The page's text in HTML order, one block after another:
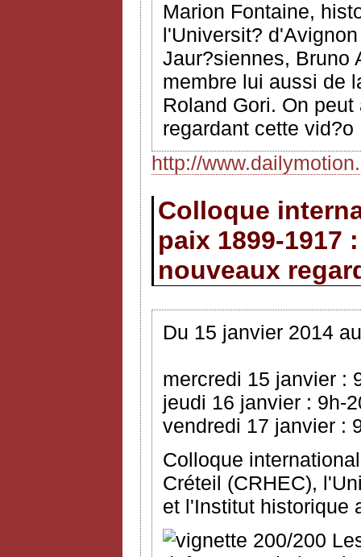
Marion Fontaine,
l'Universit?
Jaur?siennes, Bruno
membre lui aussi de
Roland Gori. On
regardant cette vid?o
http://
Colloque
paix 1899-1917
nouveaux
Du 15 janvier 2014
mercredi 15 janvier :
jeudi 16 janvier : 9h-
vendredi 17 janvier :
Colloque
Créteil (CRHEC),
et l'Institut historique